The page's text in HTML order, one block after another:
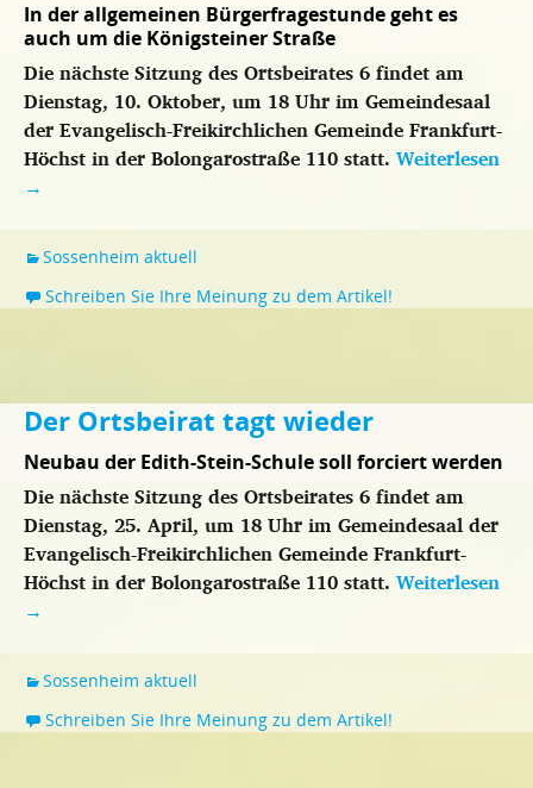
In der allgemeinen Bürgerfragestunde geht es
auch um die Königsteiner Straße
Die nächste Sitzung des Ortsbeirates 6 findet am
Dienstag, 10. Oktober, um 18 Uhr im Gemeindesaal
der Evangelisch-Freikirchlichen Gemeinde Frankfurt-
Höchst in der Bolongarostraße 110 statt. Weiterlesen
→
Sossenheim aktuell
Schreiben Sie Ihre Meinung zu dem Artikel!
Der Ortsbeirat tagt wieder
Neubau der Edith-Stein-Schule soll forciert werden
Die nächste Sitzung des Ortsbeirates 6 findet am
Dienstag, 25. April, um 18 Uhr im Gemeindesaal der
Evangelisch-Freikirchlichen Gemeinde Frankfurt-
Höchst in der Bolongarostraße 110 statt. Weiterlesen
→
Sossenheim aktuell
Schreiben Sie Ihre Meinung zu dem Artikel!